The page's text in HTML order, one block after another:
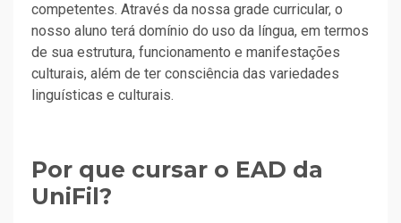
competentes. Através da nossa grade curricular, o
nosso aluno terá domínio do uso da língua, em termos
de sua estrutura, funcionamento e manifestações
culturais, além de ter consciência das variedades
linguísticas e culturais.
Por que cursar o EAD da
UniFil?